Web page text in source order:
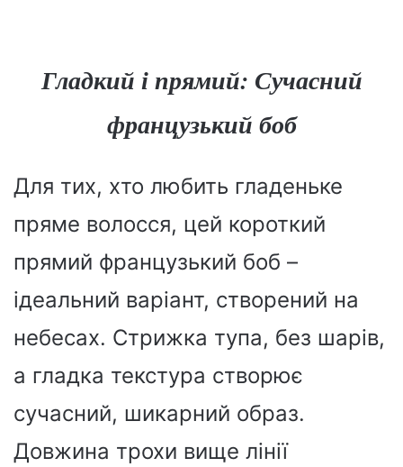
Гладкий і прямий: Сучасний
французький боб
Для тих, хто любить гладеньке
пряме волосся, цей короткий
прямий французький боб –
ідеальний варіант, створений на
небесах. Стрижка тупа, без шарів,
а гладка текстура створює
сучасний, шикарний образ.
Довжина трохи вище лінії